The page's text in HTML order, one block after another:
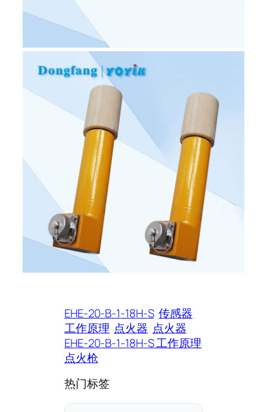
EHE-20-B-1-18H-S 传感器
工作原理 点火器 点火器
EHE-20-B-1-18H-S 工作原理
点火枪
热门标签